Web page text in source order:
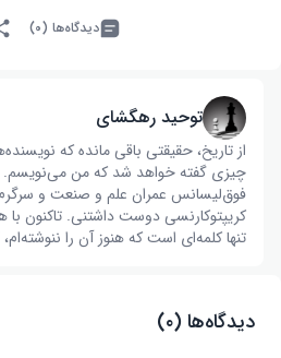
دیدگاه‌ها (۰)
توحید رهگشای
از تاریخ، حقیقتی باقی مانده که
چیزی گفته خواهد شد که من
فوق‌لیسانس عمران علم و صنعت و سرگرم
کریپتوکارنسی دوست داشتنی. تاکنون با
تنها کلمه‌ای است که هنوز آن را
دیدگاه‌ها (۰)